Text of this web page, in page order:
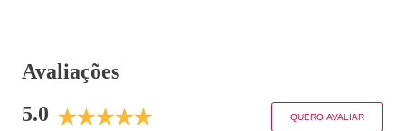
Avaliações
5.0
QUERO AVALIAR